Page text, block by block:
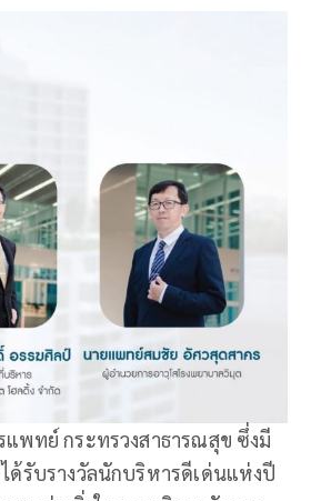
พทย์ กระทรวงสาธารณสุข ซึ่งมี
ด้รับรางวัลนักบริหารดีเด่นแห่งปี